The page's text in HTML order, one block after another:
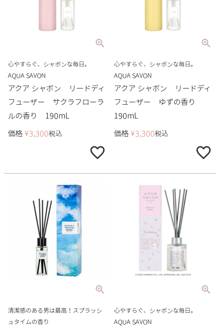
心やすらぐ、シャボンな毎日。
AQUA SAVON
アクア シャボン リードディ
フューザー サクラフローラ
ルの香り 190mL
価格 ¥3,300税込
心やすらぐ、シャボンな毎日。
AQUA SAVON
アクア シャボン リードディ
フューザー ゆずの香り
190mL
価格 ¥3,300税込
清潔感のある男は最高！スプラッシ
ュタイムの香り
心やすらぐ、シャボンな毎日。
AQUA SAVON